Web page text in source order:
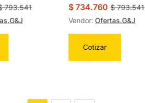
793.541
$ 734.760 $793.541
Vendor: Ofertas.G&J
Cotizar